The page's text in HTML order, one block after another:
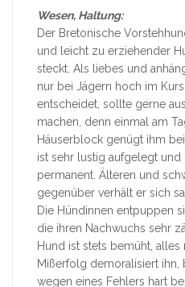
Wesen, Haltung:
Der Bretonische
und leicht zu erziehender
steckt. Als liebes und
nur bei Jägern hoch im
entscheidet, sollte gerne
machen, denn einmal am
Häuserblock genügt ihm
ist sehr lustig aufgelegt
permanent. Älteren und
gegenüber verhält er sich
Die Hündinnen entpuppen
die ihren Nachwuchs sehr
Hund ist stets bemüht,
Mißerfolg demoralisiert ihn,
wegen eines Fehlers hart